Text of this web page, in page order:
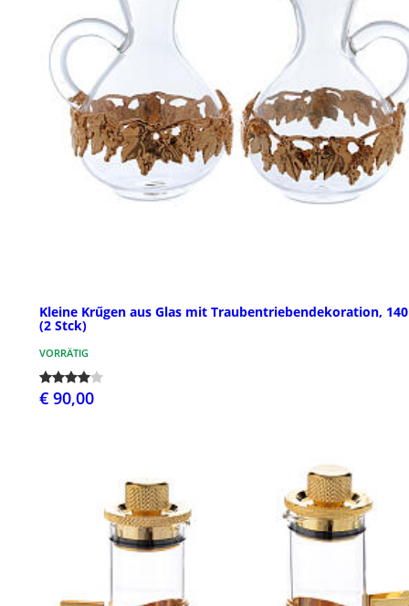
Kleine Krűgen aus Glas mit Traubentriebendekoration,
(2 Stck)
VORRÄTIG
€ 90,00